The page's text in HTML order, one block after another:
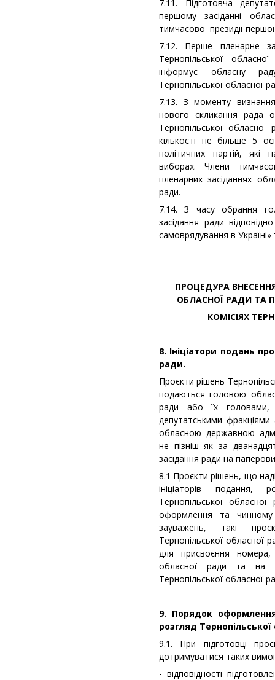
7.11. Підготовча
першому засіданні
тимчасової президії
7.12. Перше пленарне
Тернопільської
інформує обласну
Тернопільської обласної
7.13. З моменту
нового скликання рада
Тернопільської
кількості не більше 5
політичних партій, які
виборах. Члени
пленарних засіданнях
ради.
7.14. З часу обрання
засідання ради
самоврядування в
ПРОЦЕДУРА
ОБЛАСНОЇ РАДИ ТА
КОМІСІЯХ
8. Ініціатори подань
ради.
Проєкти рішень
подаються головою
ради або їх головами,
депутатськими
обласною державною
не пізніш як за
засідання ради на
8.1 Проєкти рішень, що
ініціаторів подання,
Тернопільської
оформлення та чинному
зауважень, такі
Тернопільської обласної
для присвоєння номера,
обласної ради та на
Тернопільської обласної
9. Порядок
розгляд
9.1. При підготовці
дотримуватися таких
- відповідності